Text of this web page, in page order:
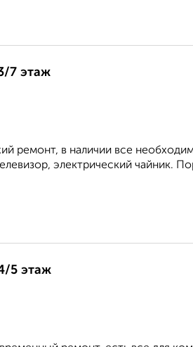
7 этаж
ремонт, в наличии все
электрический чайник.
5 этаж